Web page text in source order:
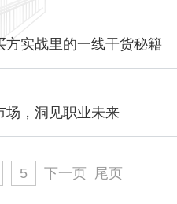
方实战里的一线干货秘籍
场，洞见职业未来
5 下一页 尾页